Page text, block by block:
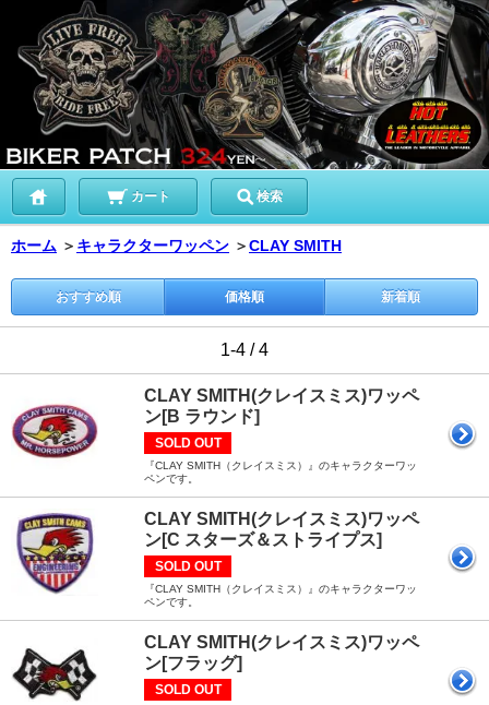
カート 検索
ホーム ＞ キャラクターワッペン ＞CLAY SMITH
おすすめ順 価格順 新着順
1-4 / 4
CLAY SMITH(クレイスミス)ワッペ
ン[B ラウンド]
SOLD OUT
『CLAY SMITH（クレイスミス）』のキャラクターワッ
ペンです。
CLAY SMITH(クレイスミス)ワッペ
ン[C スターズ＆ストライプス]
SOLD OUT
『CLAY SMITH（クレイスミス）』のキャラクターワッ
ペンです。
CLAY SMITH(クレイスミス)ワッペ
ン[フラッグ]
SOLD OUT